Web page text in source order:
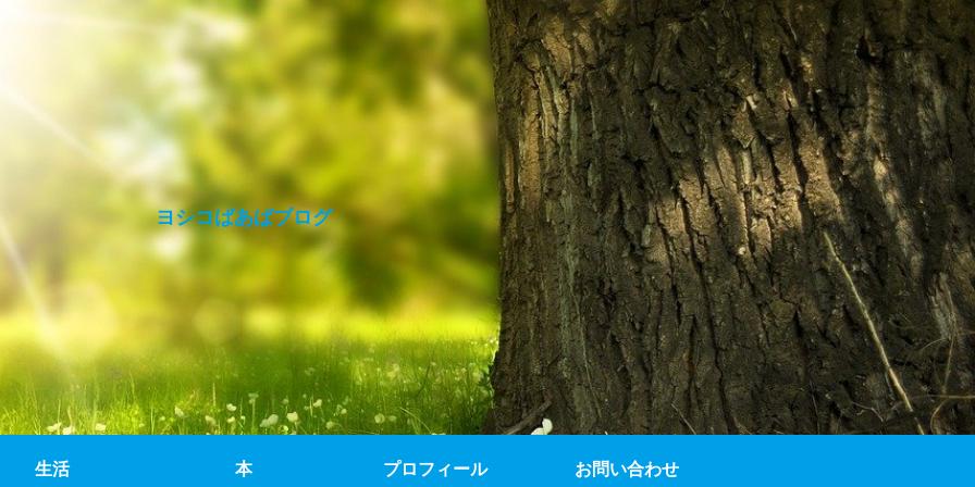
ヨシコばあばブログ
生活 本 プロフィール お問い合わせ